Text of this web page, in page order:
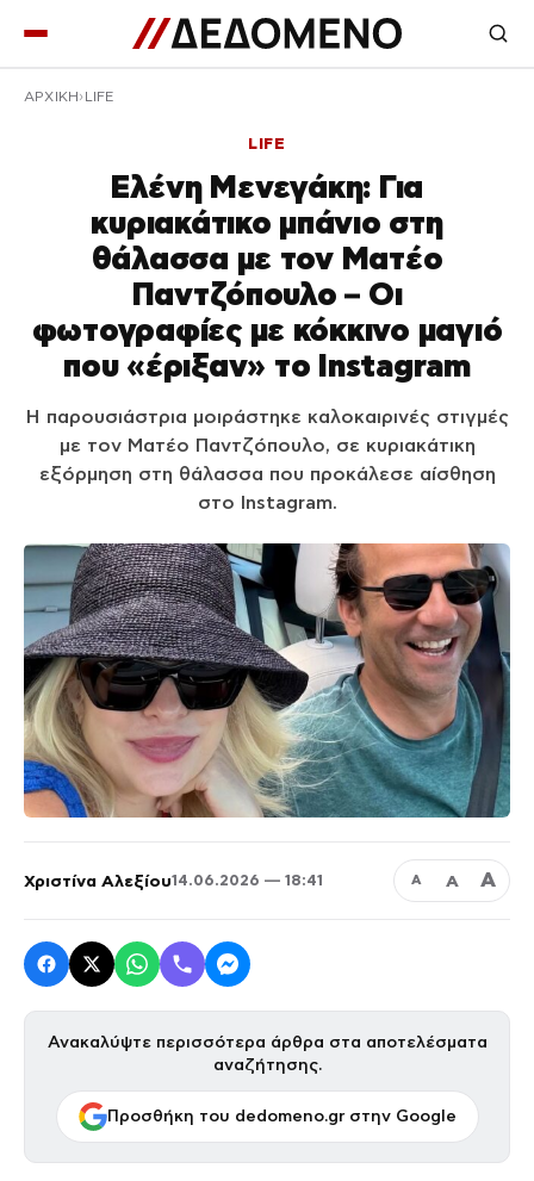
ΑΡΧΙΚΉ LIFE
LIFE
Ελένη Μενεγάκη: Για
κυριακάτικο μπάνιο στη
θάλασσα με τον Ματέο
Παντζόπουλο – Οι
φωτογραφίες με κόκκινο μαγιό
που «έριξαν» το Instagram
Η παρουσιάστρια μοιράστηκε καλοκαιρινές στιγμές
με τον Ματέο Παντζόπουλο, σε κυριακάτικη
εξόρμηση στη θάλασσα που προκάλεσε αίσθηση
στο Instagram.
Χριστίνα Αλεξίου14.06.2026 — 18:41 Α Α Α
Ανακαλύψτε περισσότερα άρθρα στα αποτελέσματα
αναζήτησης.
Προσθήκη του dedomeno.gr στην Google